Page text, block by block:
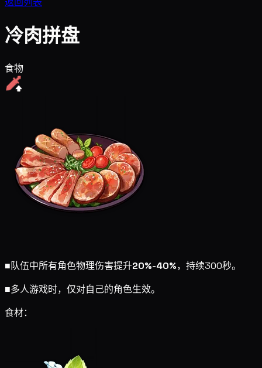
冷肉拼盘
食物
■队伍中所有角色物理伤害提升20%-40%，持续300秒。
■多人游戏时，仅对自己的角色生效。
食材：